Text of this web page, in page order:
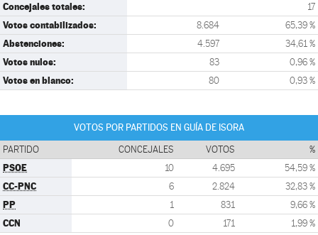
Concejales totales: 17
Votos contabilizados: 8.684 65,39 %
Abstenciones: 4.597 34,61 %
Votos nulos: 83 0,96 %
Votos en blanco: 80 0,93 %
VOTOS POR PARTIDOS EN GUÍA DE ISORA
PARTIDO CONCEJALES VOTOS %
PSOE 10 4.695 54,59 %
CC-PNC 6 2.824 32,83 %
PP 1 831 9,66 %
CCN 0 171 1,99 %